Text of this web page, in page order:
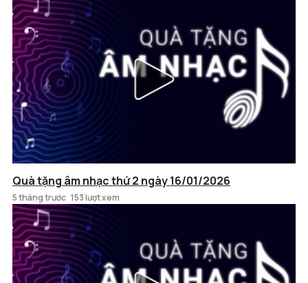
Quà tặng âm nhạc thứ 2 ngày 16/01/2026
5 tháng trước 153 lượt xem